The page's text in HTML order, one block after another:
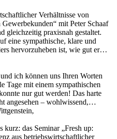
Verhältnisse von
mit Peter Schaaf
gleichzeitig praxisnah gestaltet.
eine sympathische, klare und
hervorzuheben ist, wie gut er…
ich können uns Ihren Worten
Tage mit einem sympathischen
nur gut werden! Das harte
angesehen – wohlwissend,…
kurz: das Seminar „Fresh up:
aus betriebswirtschaftlicher